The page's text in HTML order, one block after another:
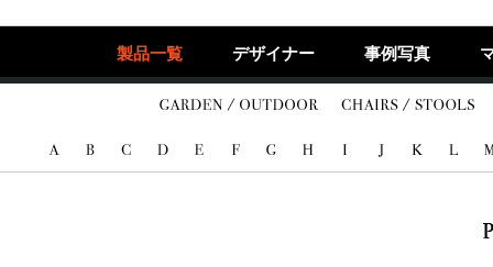
製品一覧 デザイナー 事例写真